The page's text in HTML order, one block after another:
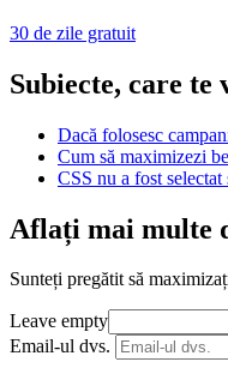
30 de zile gratuit
Subiecte, care te
Dacă folosesc
Cum să maximizezi
CSS nu a fost
Aflați mai multe
Sunteți pregătit să
Leave empty
Email-ul dvs.